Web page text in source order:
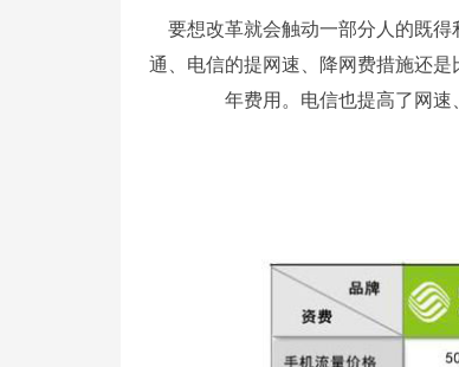
要想改革就会触动一部分人的既
通、电信的提网速、降网费措施还
年费用。电信也提高了网速